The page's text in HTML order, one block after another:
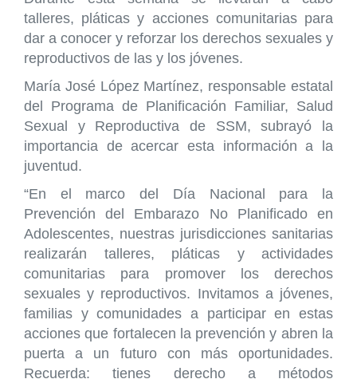
talleres, pláticas y acciones comunitarias para
dar a conocer y reforzar los derechos sexuales y
reproductivos de las y los jóvenes.
María José López Martínez, responsable estatal
del Programa de Planificación Familiar, Salud
Sexual y Reproductiva de SSM, subrayó la
importancia de acercar esta información a la
juventud.
“En el marco del Día Nacional para la
Prevención del Embarazo No Planificado en
Adolescentes, nuestras jurisdicciones sanitarias
realizarán talleres, pláticas y actividades
comunitarias para promover los derechos
sexuales y reproductivos. Invitamos a jóvenes,
familias y comunidades a participar en estas
acciones que fortalecen la prevención y abren la
puerta a un futuro con más oportunidades.
Recuerda: tienes derecho a métodos